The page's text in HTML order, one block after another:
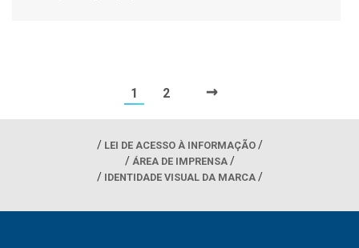
1 2 →
LEI DE ACESSO À INFORMAÇÃO
ÁREA DE IMPRENSA
IDENTIDADE VISUAL DA MARCA